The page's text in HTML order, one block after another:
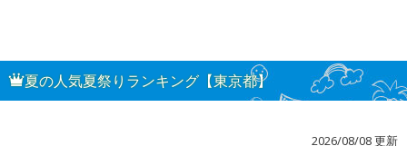
夏の人気夏祭りランキング【東京都】
2026/08/08 更新